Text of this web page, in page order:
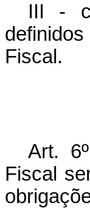
III -
Fiscal.
Art.
Fiscal